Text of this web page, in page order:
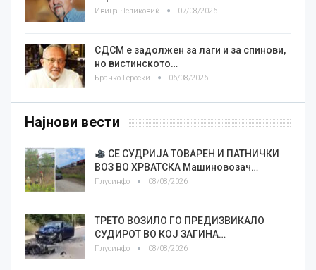
Ивица Челиковиќ 07/08/2026
СДСМ е задолжен за лаги и за спинови,
но вистинското…
Бранко Героски 06/08/2026
Најнови вести
СЕ СУДРИЈА ТОВАРЕН И ПАТНИЧКИ
ВОЗ ВО ХРВАТСКА Машиновозач…
Плусинфо 08/08/2026
ТРЕТО ВОЗИЛО ГО ПРЕДИЗВИКАЛО
СУДИРОТ ВО КОЈ ЗАГИНА…
Плусинфо 08/08/2026